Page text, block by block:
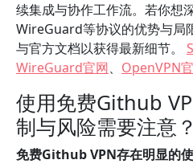
续集成与协作工作流。若你想
WireGuard等协议的优势与局
与官方文档以获得最新细节。
WireGuard官网、 OpenVPN
使用免费Github
制与风险需要注意？
免费Github VPN存在明显的